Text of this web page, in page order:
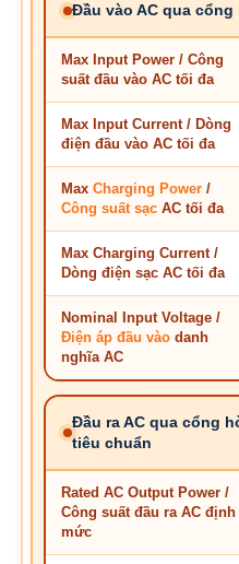
Đầu vào AC qua
Max Input Power / Công
suất đầu vào AC tối đa
Max Input Current / Dòng
điện đầu vào AC tối đa
Max Charging Power/
Công suất sạcAC tối đa
Max Charging Current /
Dòng điện sạc AC tối đa
Nominal Input Voltage /
Điện áp đầu vàodanh
nghĩa AC
Đầu ra AC qua cổng
tiêu chuẩn
Rated AC Output Power /
Công suất đầu ra AC định
mức